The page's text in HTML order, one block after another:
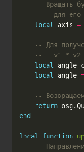
-- Вращать
--   для его
local
axis =
-- Для
--   v1 * v2
local
local
angle =
--
return osg.
end
local function
--